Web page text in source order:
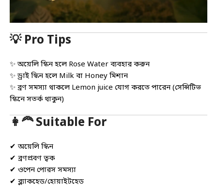
💡 Pro Tips
✨ অয়েলি স্কিন হলে Rose Water ব্যবহার করুন
✨ ড্রাই স্কিন হলে Milk বা Honey মিশান
✨ ব্রণ সমস্যা থাকলে Lemon juice যোগ করতে পারেন (সেন্সিটিভ
স্কিনে সতর্ক থাকুন)
👩‍🦰 Suitable For
✔ অয়েলি স্কিন
✔ ব্রণপ্রবণ ত্বক
✔ ওপেন পোরস সমস্যা
✔ ব্ল্যাকহেড/হোয়াইটহেড